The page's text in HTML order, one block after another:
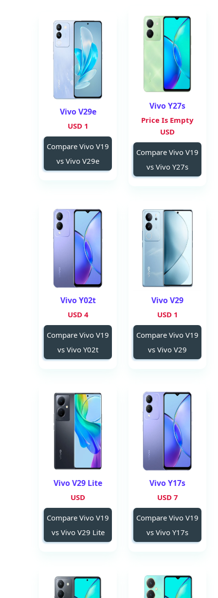
Vivo Y27s
Price Is Empty
USD
Compare Vivo V19
vs Vivo Y27s
Vivo V29e
1 USD
Compare Vivo V19
vs Vivo V29e
Vivo V29
1 USD
Compare Vivo V19
vs Vivo V29
Vivo Y02t
4 USD
Compare Vivo V19
vs Vivo Y02t
Vivo Y17s
7 USD
Compare Vivo V19
vs Vivo Y17s
Vivo V29 Lite
USD
Compare Vivo V19
vs Vivo V29 Lite